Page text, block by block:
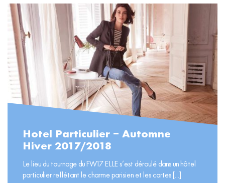
Hotel Particulier – Automne
Hiver 2017/2018
Le lieu du tournage du FW17 ELLE s’est déroulé dans un hôtel
particulier reflétant le charme parisien et les cartes [...]